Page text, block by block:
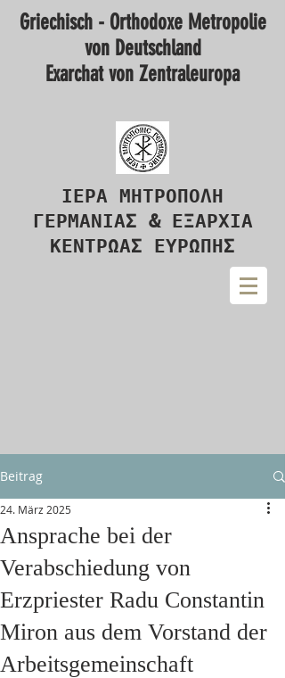
Griechisch - Orthodoxe Metropolie
von Deutschland
Exarchat von Zentraleuropa
ΙΕΡΑ ΜΗΤΡΟΠΟΛΗ
ΓΕΡΜΑΝΙΑΣ & ΕΞΑΡΧΙΑ
ΚΕΝΤΡΩΑΣ ΕΥΡΩΠΗΣ
Beitrag
Ansprache bei der
Verabschiedung von
Erzpriester Radu Constantin
Miron aus dem Vorstand der
Arbeitsgemeinschaft
24. März 2025